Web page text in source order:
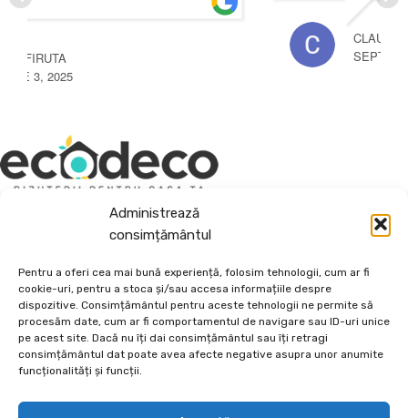
Administrează
consimțământul
Pentru a oferi cea mai bună experiență, folosim tehnologii, cum ar fi
cookie-uri, pentru a stoca și/sau accesa informațiile despre
dispozitive. Consimțământul pentru aceste tehnologii ne permite să
procesăm date, cum ar fi comportamentul de navigare sau ID-uri unice
pe acest site. Dacă nu îți dai consimțământul sau îți retragi
consimțământul dat poate avea afecte negative asupra unor anumite
funcționalități și funcții.
Depozit En-Gross și En-Detail
Piatră Decorativă și Plante Ornamentale
Preturi accesibile, calitate si diversitate.
DE 70, vis-a-vis de Termo Ișalnița, Craiova, Dolj, Romania
+40760973126
contact@ecodeco.ro
VIZITEAZĂ DEPOZIT